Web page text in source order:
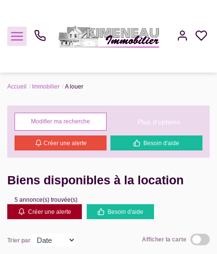
Louer
Estimer
Gestion
Notre Agence
Contact
Accueil Immobilier A louer
Modifier ma recherche Plus d'options
Créer une alerte Besoin d'aide
Biens disponibles à la location
5 annonce(s) trouvée(s)
Créer une alerte
Besoin d'aide
Trier par Afficher la carte